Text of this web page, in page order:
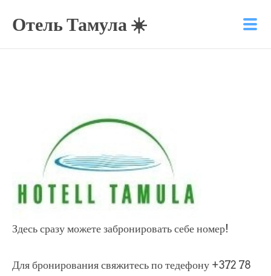
Отель Тамула ☀️
Здесь сразу можете забронировать себе номер!
Для бронирования свяжитесь по тедефону +372 78